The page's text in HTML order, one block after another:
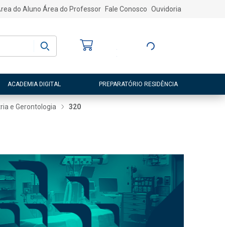
do Aluno Área do Professor Fale Conosco Ouvidoria
Entre ou Cadastre-
ACADEMIA DIGITAL PREPARATÓRIO RESIDÊNCIA
e Gerontologia 320